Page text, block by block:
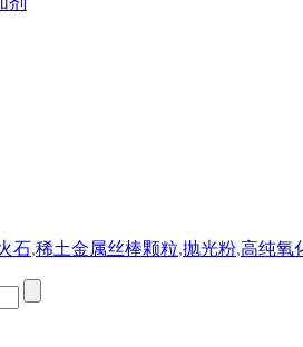
石,稀土金属丝棒颗粒,抛光粉,高纯氧